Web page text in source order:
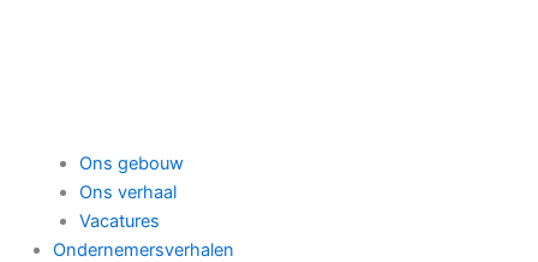
Ons gebouw
Ons verhaal
Vacatures
Ondernemersverhalen